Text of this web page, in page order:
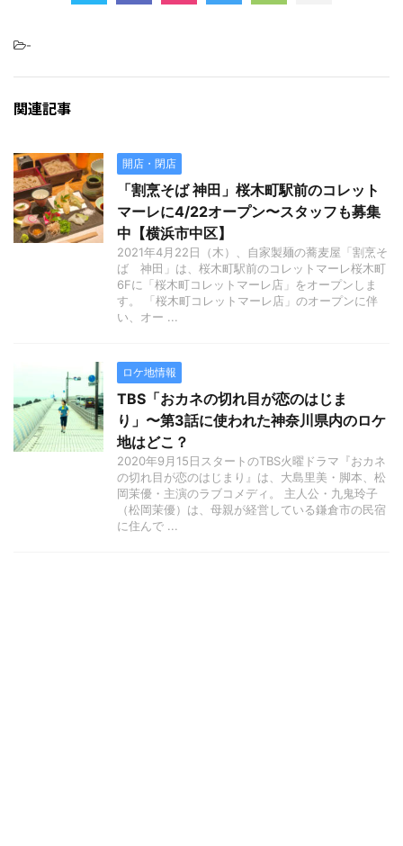
-
関連記事
開店・閉店
「割烹そば 神田」桜木町駅前のコレット
マーレに4/22オープン〜スタッフも募集
中【横浜市中区】
2021年4月22日（木）、自家製麺の蕎麦屋「割烹そ
ば 神田」は、桜木町駅前のコレットマーレ桜木町
6Fに「桜木町コレットマーレ店」をオープンしま
す。 「桜木町コレットマーレ店」のオープンに伴
い、オー ...
ロケ地情報
TBS「おカネの切れ目が恋のはじま
り」〜第3話に使われた神奈川県内のロケ
地はどこ？
2020年9月15日スタートのTBS火曜ドラマ『おカネ
の切れ目が恋のはじまり』は、大島里美・脚本、松
岡茉優・主演のラブコメディ。 主人公・九鬼玲子
（松岡茉優）は、母親が経営している鎌倉市の民宿
に住んで ...